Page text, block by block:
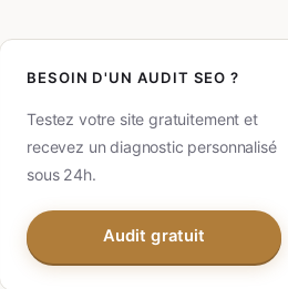
BESOIN D'UN AUDIT SEO ?
Testez votre site gratuitement et
recevez un diagnostic personnalisé
sous 24h.
Audit gratuit